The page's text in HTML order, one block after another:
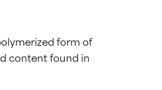
form of
content found in